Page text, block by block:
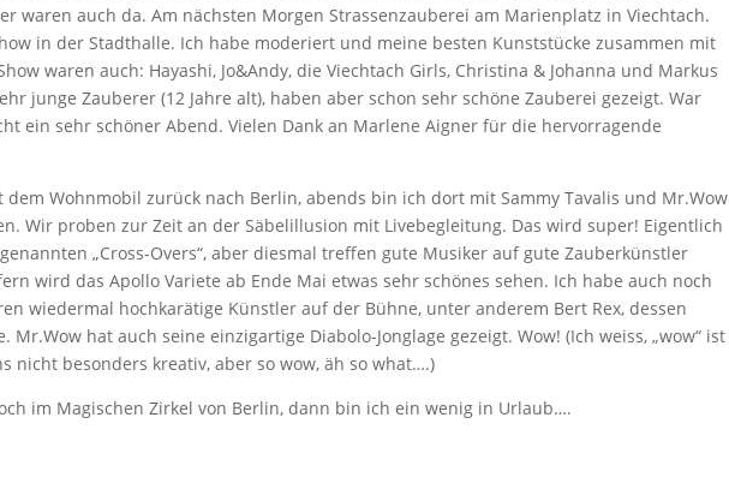
waren auch da. Am nächsten Morgen Strassenzauberei am Marienplatz in Viechtach.
in der Stadthalle. Ich habe moderiert und meine besten Kunststücke zusammen mit
waren auch: Hayashi, Jo&Andy, die Viechtach Girls, Christina & Johanna und Markus
junge Zauberer (12 Jahre alt), haben aber schon sehr schöne Zauberei gezeigt. War
ein sehr schöner Abend. Vielen Dank an Marlene Aigner für die hervorragende
dem Wohnmobil zurück nach Berlin, abends bin ich dort mit Sammy Tavalis und Mr.Wow
Wir proben zur Zeit an der Säbelillusion mit Livebegleitung. Das wird super! Eigentlich
„Cross-Overs“, aber diesmal treffen gute Musiker auf gute Zauberkünstler
wird das Apollo Variete ab Ende Mai etwas sehr schönes sehen. Ich habe auch noch
wiedermal hochkarätige Künstler auf der Bühne, unter anderem Bert Rex, dessen
Mr.Wow hat auch seine einzigartige Diabolo-Jonglage gezeigt. Wow! (Ich weiss, „wow“ ist
nicht besonders kreativ, aber so wow, äh so what….)
im Magischen Zirkel von Berlin, dann bin ich ein wenig in Urlaub….